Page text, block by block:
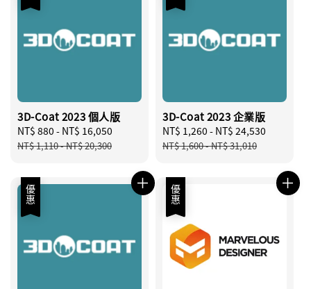
3D-Coat 2023 個人版
Sale
price
NT$ 880 - NT$ 16,050
NT$ 1,110-NT$ 20,300
3D-Coat 2023 企業版
Sale
price
NT$ 1,260 - NT$ 24,530
NT$ 1,600-NT$ 31,010
優惠 優惠